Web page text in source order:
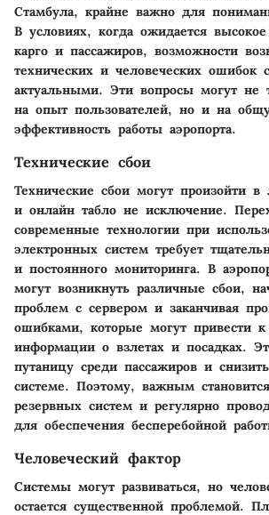
Стамбула, крайне важно для
В условиях, когда ожидается высокое
карго и пассажиров, возможности
технических и человеческих ошибок
актуальными. Эти вопросы могут не
на опыт пользователей, но и на
эффективность работы аэропорта.
Технические сбои
Технические сбои могут произойти в
и онлайн табло не исключение.
современные технологии при
электронных систем требует
и постоянного мониторинга. В
могут возникнуть различные сбои,
проблем с сервером и заканчивая
ошибками, которые могут привести к
информации о взлетах и посадках.
путаницу среди пассажиров и
системе. Поэтому, важным
резервных систем и регулярно
для обеспечения бесперебойной
Человеческий фактор
Системы могут развиваться, но
остается существенной проблемой.